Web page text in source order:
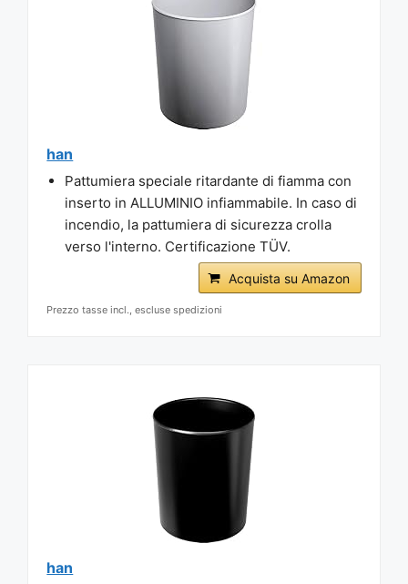
han
Pattumiera speciale ritardante di fiamma con
inserto in ALLUMINIO infiammabile. In caso di
incendio, la pattumiera di sicurezza crolla
verso l'interno. Certificazione TÜV.
Acquista su Amazon
Prezzo tasse incl., escluse spedizioni
han